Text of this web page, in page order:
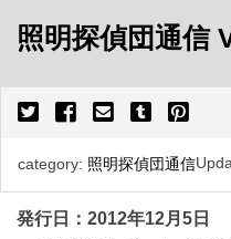
照明探偵団通信
category: 照明探偵団通信
発行日：2012年12月5日